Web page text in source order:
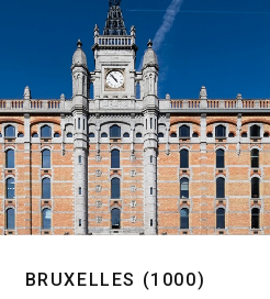
BRUXELLES (1000)